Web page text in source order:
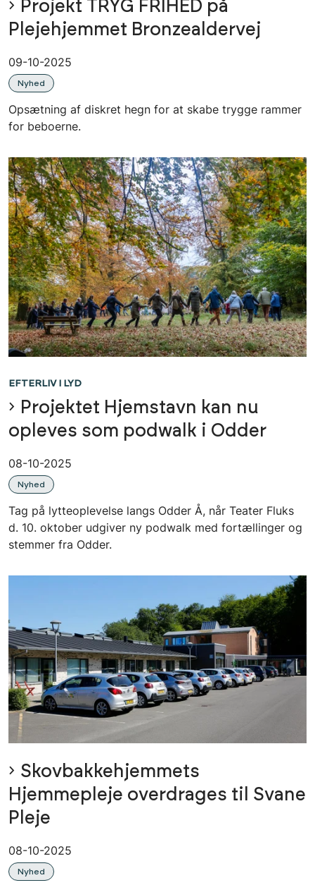
Projekt TRYG FRIHED på
Plejehjemmet Bronzealdervej
09-10-2025
Nyhed
Opsætning af diskret hegn for at skabe trygge rammer
for beboerne.
EFTERLIV I LYD
Projektet Hjemstavn kan nu
opleves som podwalk i Odder
08-10-2025
Nyhed
Tag på lytteoplevelse langs Odder Å, når Teater Fluks
d. 10. oktober udgiver ny podwalk med fortællinger og
stemmer fra Odder.
Skovbakkehjemmets
Hjemmepleje overdrages til Svane
Pleje
08-10-2025
Nyhed